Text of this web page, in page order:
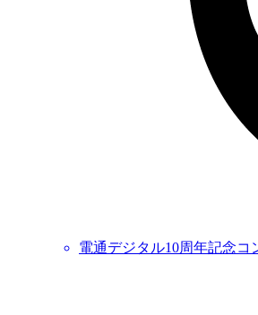
電通デジタル10周年記念コ